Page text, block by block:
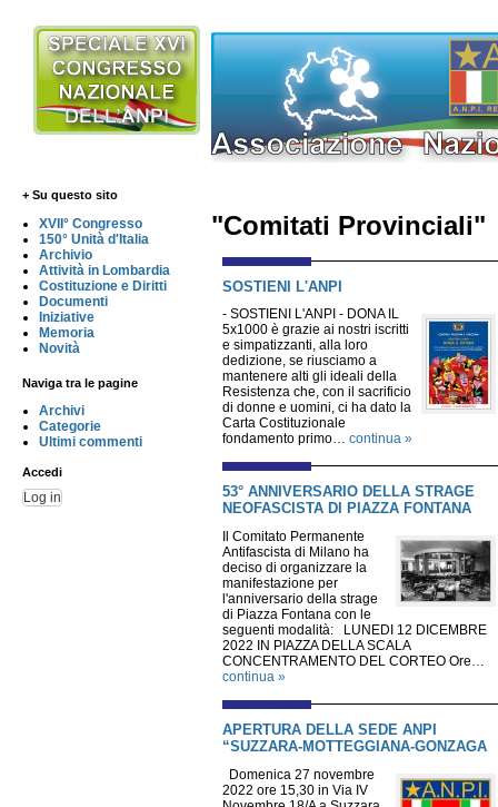
+ Su questo sito
XVII° Congresso
150° Unità d'Italia
Archivio
Attività in Lombardia
Costituzione e Diritti
Documenti
Iniziative
Memoria
Novità
Naviga tra le pagine
Archivi
Categorie
Ultimi commenti
Accedi
Log in
"Comitati Provinciali"
SOSTIENI L'ANPI
- SOSTIENI L'ANPI - DONA IL
5x1000 è grazie ai nostri iscritti
e simpatizzanti, alla loro
dedizione, se riusciamo a
mantenere alti gli ideali della
Resistenza che, con il sacrificio
di donne e uomini, ci ha dato la
Carta Costituzionale
fondamento primo… continua »
53° ANNIVERSARIO DELLA STRAGE
NEOFASCISTA DI PIAZZA FONTANA
Il Comitato Permanente
Antifascista di Milano ha
deciso di organizzare la
manifestazione per
l'anniversario della strage
di Piazza Fontana con le
seguenti modalità: LUNEDI 12 DICEMBRE
2022 IN PIAZZA DELLA SCALA
CONCENTRAMENTO DEL CORTEO Ore…
continua »
APERTURA DELLA SEDE ANPI
“SUZZARA-MOTTEGGIANA-GONZAGA
Domenica 27 novembre
2022 ore 15,30 in Via IV